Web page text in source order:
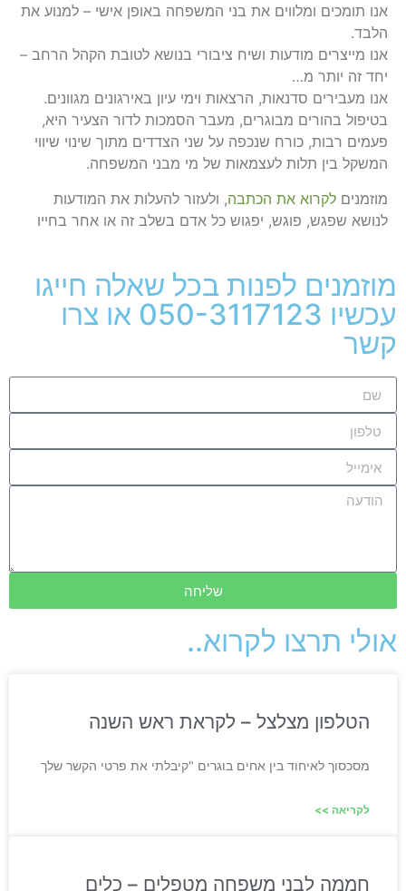
אנו תומכים ומלווים את בני המשפחה באופן אישי – למנוע את
הלבד.
אנו מייצרים מודעות ושיח ציבורי בנושא לטובת הקהל הרחב –
יחד זה יותר מ…
אנו מעבירים סדנאות, הרצאות וימי עיון באירגונים מגוונים.
בטיפול בהורים מבוגרים, מעבר הסמכות לדור הצעיר היא,
פעמים רבות, כורח שנכפה על שני הצדדים מתוך שינוי שיווי
המשקל בין תלות לעצמאות של מי מבני המשפחה.
מוזמנים לקרוא את הכתבה, ולעזור להעלות את המודעות
לנושא שפגש, פוגש, יפגוש כל אדם בשלב זה או אחר בחייו
מוזמנים לפנות בכל שאלה חייגו
עכשיו 050-3117123 או צרו
קשר
שליחה
אולי תרצו לקרוא..
הטלפון מצלצל – לקראת ראש השנה
מסכסוך לאיחוד בין אחים בוגרים "קיבלתי את פרטי הקשר שלך
לקריאה >>
חממה לבני משפחה מטפלים – כלים